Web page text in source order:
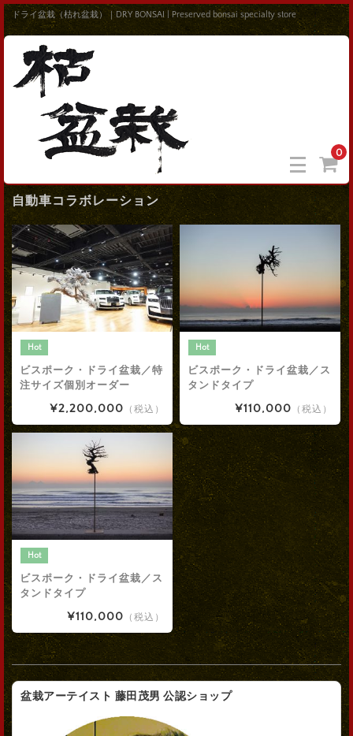
ドライ盆栽（枯れ盆栽）｜DRY BONSAI | Preserved bonsai specialty store
0
自動車コラボレーション
Hot
ビスポーク・ドライ盆栽／特
注サイズ個別オーダー
¥2,200,000 （税込）
Hot
ビスポーク・ドライ盆栽／ス
タンドタイプ
¥110,000 （税込）
Hot
ビスポーク・ドライ盆栽／ス
タンドタイプ
¥110,000 （税込）
盆栽アーテイスト 藤田茂男 公認ショップ